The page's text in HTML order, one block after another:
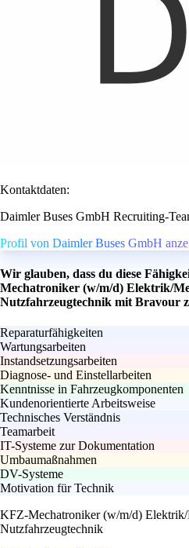
Kontaktdaten:
Daimler Buses GmbH Recruiting-
Profil von Daimler Buses GmbH
Wir glauben, dass du diese
Mechatroniker (w/m/d) Elektrik/
Nutzfahrzeugtechnik mit Bravour
Reparaturfähigkeiten
Wartungsarbeiten
Instandsetzungsarbeiten
Diagnose- und Einstellarbeiten
Kenntnisse in Fahrzeugkomponenten
Kundenorientierte Arbeitsweise
Technisches Verständnis
Teamarbeit
IT-Systeme zur Dokumentation
Umbaumaßnahmen
DV-Systeme
Motivation für Technik
KFZ-Mechatroniker (w/m/d)
Nutzfahrzeugtechnik